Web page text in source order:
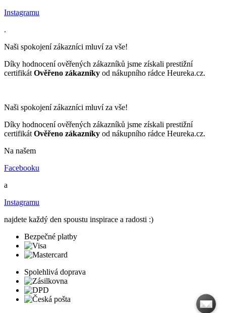
Instagramu
.
Naši spokojení zákazníci mluví za vše!
Díky hodnocení ověřených zákazníků jsme získali prestižní
certifikát Ověřeno zákazníky od nákupního rádce Heureka.cz.
Naši spokojení zákazníci mluví za vše!
Díky hodnocení ověřených zákazníků jsme získali prestižní
certifikát Ověřeno zákazníky od nákupního rádce Heureka.cz.
Na našem
Facebooku
a
Instagramu
najdete každý den spoustu inspirace a radosti :)
Bezpečné platby
Spolehlivá doprava